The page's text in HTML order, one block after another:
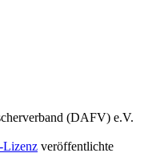
(DAFV) e.V.
veröffentlichte